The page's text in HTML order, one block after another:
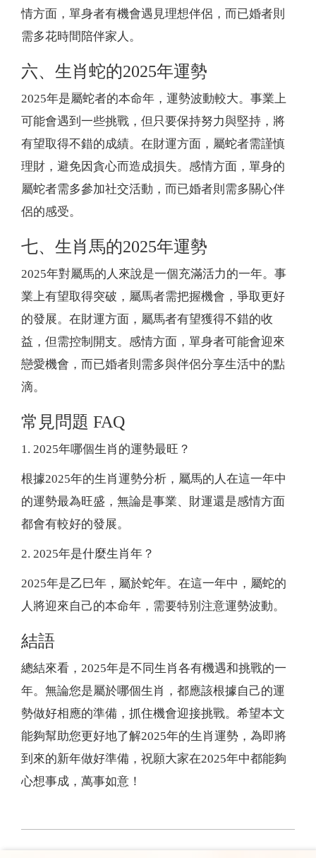
情方面，單身者有機會遇見理想伴侶，而已婚者則
需多花時間陪伴家人。
六、生肖蛇的2025年運勢
2025年是屬蛇者的本命年，運勢波動較大。事業上
可能會遇到一些挑戰，但只要保持努力與堅持，將
有望取得不錯的成績。在財運方面，屬蛇者需謹慎
理財，避免因貪心而造成損失。感情方面，單身的
屬蛇者需多參加社交活動，而已婚者則需多關心伴
侶的感受。
七、生肖馬的2025年運勢
2025年對屬馬的人來說是一個充滿活力的一年。事
業上有望取得突破，屬馬者需把握機會，爭取更好
的發展。在財運方面，屬馬者有望獲得不錯的收
益，但需控制開支。感情方面，單身者可能會迎來
戀愛機會，而已婚者則需多與伴侶分享生活中的點
滴。
常見問題 FAQ
1. 2025年哪個生肖的運勢最旺？
根據2025年的生肖運勢分析，屬馬的人在這一年中
的運勢最為旺盛，無論是事業、財運還是感情方面
都會有較好的發展。
2. 2025年是什麼生肖年？
2025年是乙巳年，屬於蛇年。在這一年中，屬蛇的
人將迎來自己的本命年，需要特別注意運勢波動。
結語
總結來看，2025年是不同生肖各有機遇和挑戰的一
年。無論您是屬於哪個生肖，都應該根據自己的運
勢做好相應的準備，抓住機會迎接挑戰。希望本文
能夠幫助您更好地了解2025年的生肖運勢，為即將
到來的新年做好準備，祝願大家在2025年中都能夠
心想事成，萬事如意！